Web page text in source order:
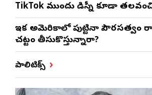
TikTok ముందు డిస్నీ కూడా
ఇక అమెరికాలో పుట్టినా పౌరసత్వం
చట్టం తీసుకొస్తున్నారా?
పాలిటిక్స్